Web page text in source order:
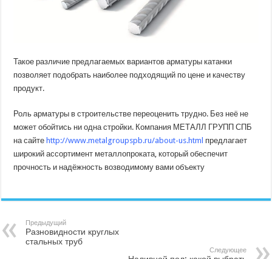
Такое различие предлагаемых вариантов арматуры катанки
позволяет подобрать наиболее подходящий по цене и качеству
продукт.
Роль арматуры в строительстве переоценить трудно. Без неё не
может обойтись ни одна стройки. Компания МЕТАЛЛ ГРУПП СПБ
на сайтеhttp://www.metalgroupspb.ru/about-us.html предлагает
широкий ассортимент металлопроката, который обеспечит
прочность и надёжность возводимому вами объекту
Предыдущий
Разновидности круглых
стальных труб
Следующее